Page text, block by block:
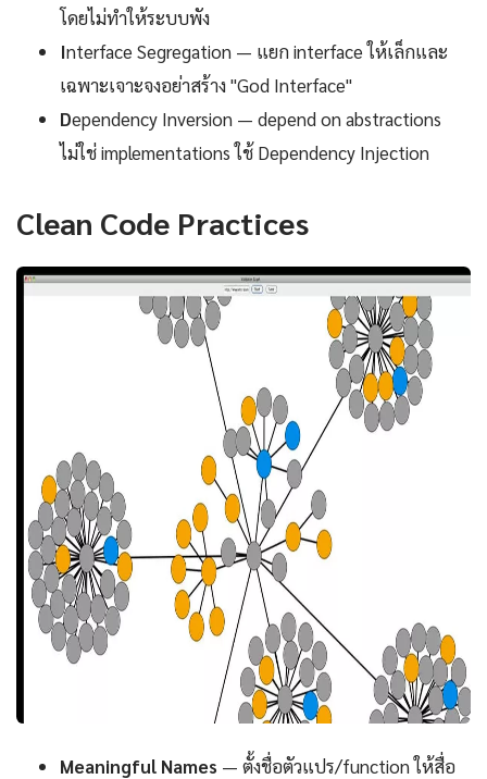
โดยไม่ทำให้ระบบพัง
Interface Segregation — แยก interface ให้เล็กและ
เฉพาะเจาะจงอย่าสร้าง "God Interface"
Dependency Inversion — depend on abstractions
ไม่ใช่ implementations ใช้ Dependency Injection
Clean Code Practices
Meaningful Names — ตั้งชื่อตัวแปร/function ให้สื่อ